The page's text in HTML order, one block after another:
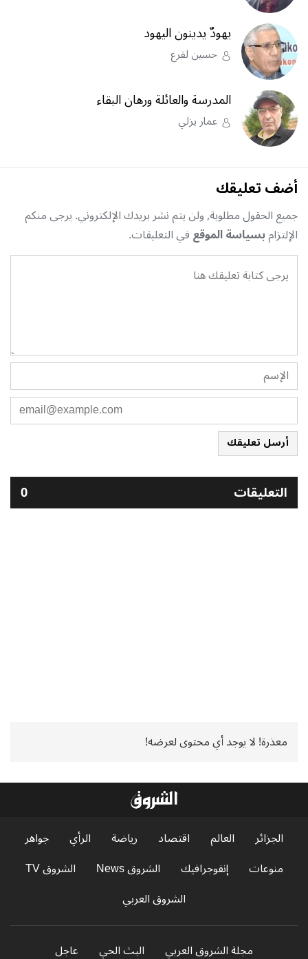
يهودٌ يدينون اليهود
حسين لقرع
المدرسة والعائلة ورهان البقاء
عمار يزلي
أضف تعليقك
جميع الحقول مطلوبة, ولن يتم نشر بريدك الإلكتروني. يرجى منكم
الإلتزامبسياسة الموقعفي التعليقات.
أرسل تعليقك
التعليقات 0
معذرة! لا يوجد أي محتوى لعرضه!
الجزائر العالم اقتصاد رياضة الرأي
جواهر
منوعات
إنفوجرافيك الشروق News
الشروق TV
الشروق العربي
مجلة الشروق العربي البث الحي عاجل